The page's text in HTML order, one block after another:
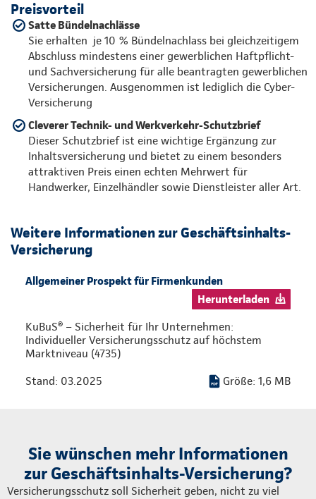
Preisvorteil
Satte Bündelnachlässe
Sie erhalten je 10 % Bündelnachlass bei gleichzeitigem
Abschluss mindestens einer gewerblichen Haftpflicht-
und Sachversicherung für alle beantragten gewerblichen
Versicherungen. Ausgenommen ist lediglich die Cyber-
Versicherung
Cleverer Technik- und Werkverkehr-Schutzbrief
Dieser Schutzbrief ist eine wichtige Ergänzung zur
Inhaltsversicherung und bietet zu einem besonders
attraktiven Preis einen echten Mehrwert für
Handwerker, Einzelhändler sowie Dienstleister aller Art.
Weitere Informationen zur Geschäftsinhalts-
Versicherung
Allgemeiner Prospekt für Firmenkunden
Herunterladen
KuBuS® – Sicherheit für Ihr Unternehmen:
Individueller Versicherungsschutz auf höchstem
Marktniveau (4735)
Stand: 03.2025 Größe: 1,6 MB
Sie wünschen mehr Informationen
zur Geschäftsinhalts-Versicherung?
Versicherungsschutz soll Sicherheit geben, nicht zu viel